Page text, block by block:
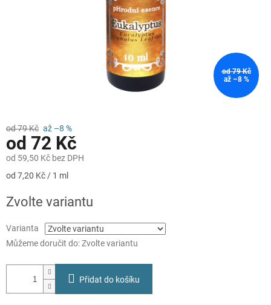
od 79 Kč
až –8 %
od 79 Kč až –8 %
od 72 Kč
od 59,50 Kč bez DPH
Měrná
od 7,20 Kč / 1 ml
Zvolte variantu
Varianta
Můžeme doručit do:Zvolte variantu
Přidat do košíku